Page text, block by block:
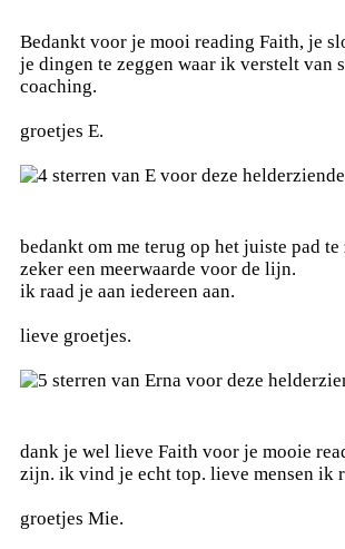
Bedankt voor je mooi reading Faith, je
je dingen te zeggen waar ik verstelt van
coaching.
groetjes E.
bedankt om me terug op het juiste pad
zeker een meerwaarde voor de lijn.
ik raad je aan iedereen aan.
lieve groetjes.
dank je wel lieve Faith voor je mooie
zijn. ik vind je echt top. lieve mensen ik
groetjes Mie.